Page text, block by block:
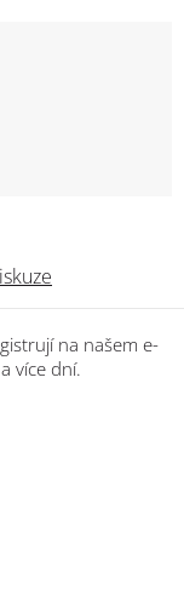
na našem e-
více dní.